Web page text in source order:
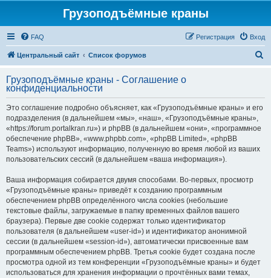
Грузоподъёмные краны
FAQ Вход
Регистрация
Центральный сайт Список форумов
с
Грузоподъёмные краны - Соглашение о
конфиденциальности
Это соглашение подробно объясняет, как «Грузоподъёмные краны» и его
подразделения (в дальнейшем «мы», «наш», «Грузоподъёмные краны»,
«https://forum.portalkran.ru») и phpBB (в дальнейшем «они», «программное
обеспечение phpBB», «www.phpbb.com», «phpBB Limited», «phpBB
Teams») используют информацию, полученную во время любой из ваших
пользовательских сессий (в дальнейшем «ваша информация»).
Ваша информация собирается двумя способами. Во-первых, просмотр
«Грузоподъёмные краны» приведёт к созданию программным
обеспечением phpBB определённого числа cookies (небольшие
текстовые файлы, загружаемые в папку временных файлов вашего
браузера). Первые две cookie содержат только идентификатор
пользователя (в дальнейшем «user-id») и идентификатор анонимной
сессии (в дальнейшем «session-id»), автоматически присвоенные вам
программным обеспечением phpBB. Третья cookie будет создана после
просмотра одной из тем конференции «Грузоподъёмные краны» и будет
использоваться для хранения информации о прочтённых вами темах,